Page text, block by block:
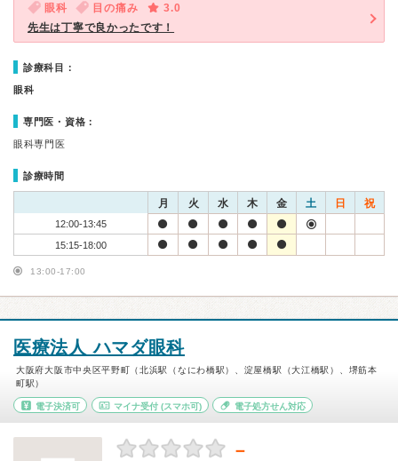
眼科 目の痛み
3.0
先生は丁寧で良かったです！
診療科目：
眼科
専門医・資格：
眼科専門医
診療時間
月 火 水 木 金 土 日 祝
12:00-13:45
15:15-18:00
13:00-17:00
医療法人 ハマダ眼科
大阪府大阪市中央区平野町（北浜駅（なにわ橋駅）、淀屋橋駅（大江橋駅）、堺筋本
町駅）
電子決済可 マイナ受付(スマホ可) 電子処方せん対応
－